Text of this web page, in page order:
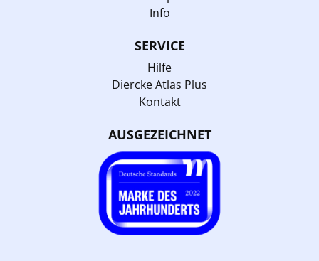
Info
SERVICE
Hilfe
Diercke Atlas Plus
Kontakt
AUSGEZEICHNET